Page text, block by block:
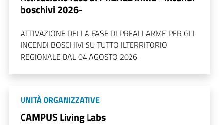
boschivi 2026-
ATTIVAZIONE DELLA FASE DI PREALLARME PER GLI
INCENDI BOSCHIVI SU TUTTO ILTERRITORIO
REGIONALE DAL 04 AGOSTO 2026
UNITÀ ORGANIZZATIVE
CAMPUS Living Labs